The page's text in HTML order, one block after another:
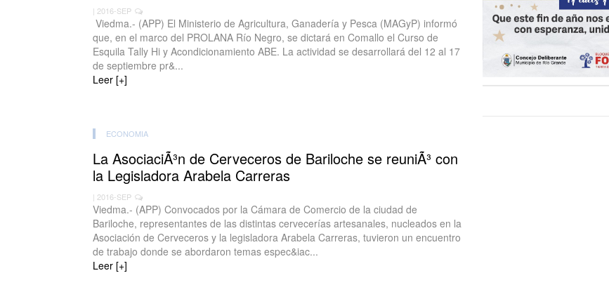
| 2016-SEP
Viedma.- (APP) El Ministerio de Agricultura, Ganadería y Pesca (MAGyP) informó
que, en el marco del PROLANA Río Negro, se dictará en Comallo el Curso de
Esquila Tally Hi y Acondicionamiento ABE. La actividad se desarrollará del 12 al 17
de septiembre pr&...
Leer [+]
ECONOMIA
La AsociaciÃ³n de Cerveceros de Bariloche se reuniÃ³ con
la Legisladora Arabela Carreras
| 2016-SEP
Viedma.- (APP) Convocados por la Cámara de Comercio de la ciudad de
Bariloche, representantes de las distintas cervecerías artesanales, nucleados en la
Asociación de Cerveceros y la legisladora Arabela Carreras, tuvieron un encuentro
de trabajo donde se abordaron temas espec&iac...
Leer [+]